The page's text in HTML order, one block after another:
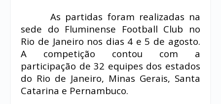
As partidas foram realizadas na
sede do Fluminense Football Club no
Rio de Janeiro nos dias 4 e 5 de agosto.
A competição contou com a
participação de 32 equipes dos estados
do Rio de Janeiro, Minas Gerais, Santa
Catarina e Pernambuco.